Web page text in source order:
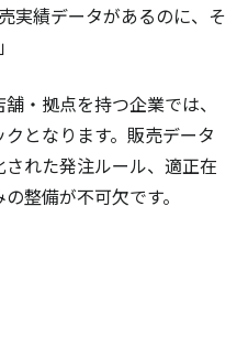
実績データがあるのに、そ
・拠点を持つ企業では、
となります。販売データ
れた発注ルール、適正在
整備が不可欠です。